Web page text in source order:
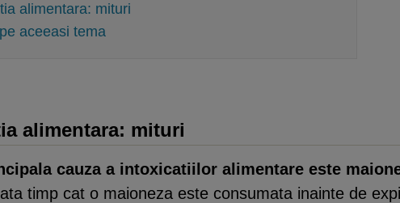
alimentara: mituri
aceeasi tema
alimentara: mituri
cauza a intoxicatiilor alimentare este
timp cat o maioneza este consumata inainte de